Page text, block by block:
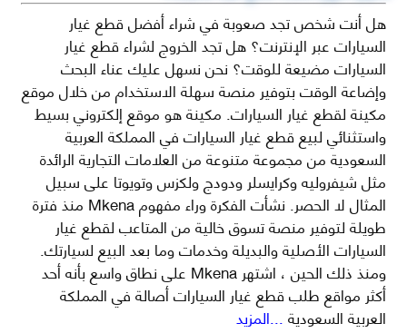
هل أنت شخص تجد صعوبة في شراء أفضل قطع غيار
السيارات عبر الإنترنت؟ هل تجد الخروج لشراء قطع غيار
السيارات مضيعة للوقت؟ نحن نسهل عليك عناء البحث
وإضاعة الوقت بتوفير منصة سهلة الاستخدام من خلال موقع
مكينة لقطع غيار السيارات. مكينة هو موقع إلكتروني بسيط
واستثنائي لبيع قطع غيار السيارات في المملكة العربية
السعودية من مجموعة متنوعة من العلامات التجارية الرائدة
مثل شيفروليه وكرايسلر ودودج ولكزس وتويوتا على سبيل
المثال لا الحصر. نشأت الفكرة وراء مفهوم Mkena منذ فترة
طويلة لتوفير منصة تسوق خالية من المتاعب لقطع غيار
السيارات الأصلية والبديلة وخدمات وما بعد البيع لسيارتك.
ومنذ ذلك الحين ، اشتهر Mkena على نطاق واسع بأنه أحد
أكثر مواقع طلب قطع غيار السيارات أصالة في المملكة
العربية السعودية...المزيد